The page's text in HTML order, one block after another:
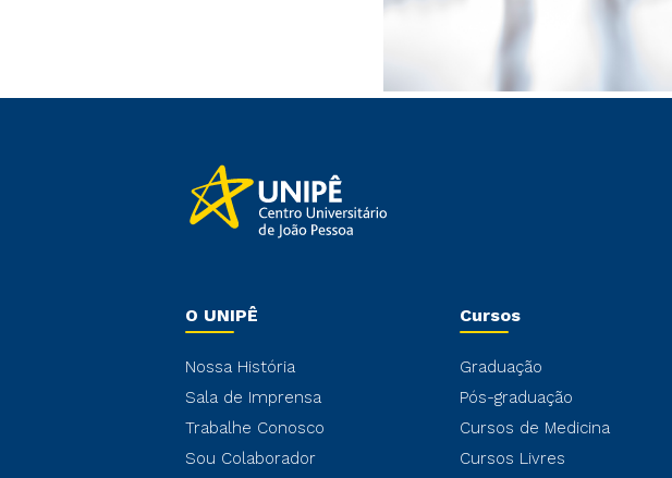
O UNIPÊ
Nossa História
Sala de Imprensa
Trabalhe Conosco
Sou Colaborador
Cursos
Graduação
Pós-graduação
Cursos de Medicina
Cursos Livres